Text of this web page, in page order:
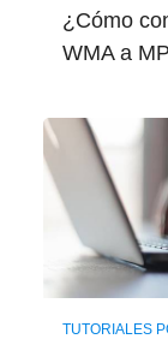
¿Cómo
WMA a
TUTORIALES